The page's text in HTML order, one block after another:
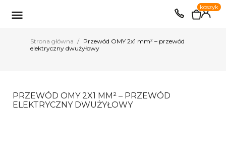
EUR PLN

0
koszyk
Strona główna
Przewód OMY 2x1 mm² – przewód
elektryczny dwużyłowy
PRZEWÓD OMY 2X1 MM² – PRZEWÓD
ELEKTRYCZNY DWUŻYŁOWY